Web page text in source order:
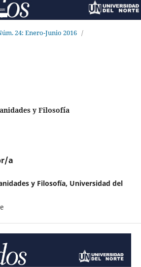
24: Enero-Junio 2016 /
y Filosofía
a
y Filosofía, Universidad del